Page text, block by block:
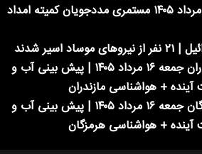
خبر فوری؛ برنامه واریزی مرداد ۱۴۰۵ مستمری مددجویان کمیته امداد
وضعیت هوای فردا مازندران جمعه ۱۶ مرداد ۱۴۰۵ | پیش بینی آب و
وضعیت هوای فردا هرمزگان جمعه ۱۶ مرداد ۱۴۰۵ | پیش بینی آب و